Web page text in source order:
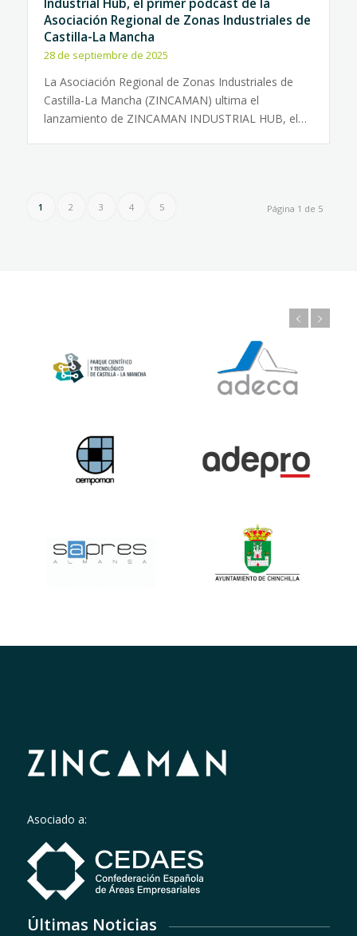
Industrial Hub, el primer podcast de la
Asociación Regional de Zonas Industriales de
Castilla-La Mancha
28 de septiembre de 2025
La Asociación Regional de Zonas Industriales de
Castilla-La Mancha (ZINCAMAN) ultima el
lanzamiento de ZINCAMAN INDUSTRIAL HUB, el…
Página 1 de 5
1 2 3 4 5
Asociado a:
Últimas Noticias